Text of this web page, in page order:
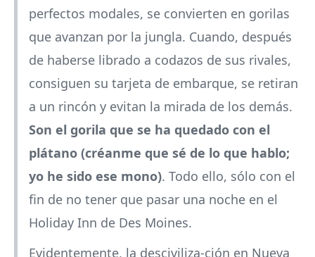
perfectos modales, se convierten en gorilas
que avanzan por la jungla. Cuando, después
de haberse librado a codazos de sus rivales,
consiguen su tarjeta de embarque, se retiran
a un rincón y evitan la mirada de los demás.
Son el gorila que se ha quedado con el
plátano (créanme que sé de lo que hablo;
yo he sido ese mono). Todo ello, sólo con el
fin de no tener que pasar una noche en el
Holiday Inn de Des Moines.
Evidentemente, la desciviliza-ción en Nueva